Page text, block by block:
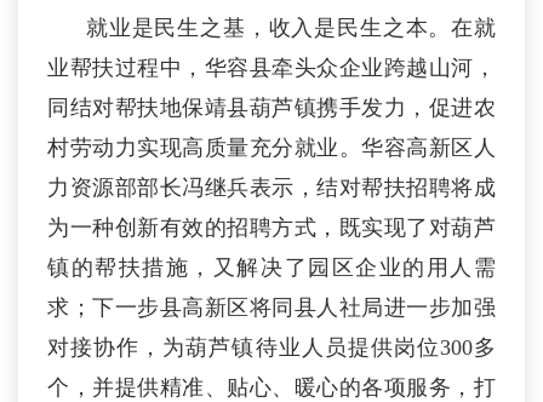
就业是民生之基，收入是民生之本。在就
业帮扶过程中，华容县牵头众企业跨越山河，
同结对帮扶地保靖县葫芦镇携手发力，促进农
村劳动力实现高质量充分就业。华容高新区人
力资源部部长冯继兵表示，结对帮扶招聘将成
为一种创新有效的招聘方式，既实现了对葫芦
镇的帮扶措施，又解决了园区企业的用人需
求；下一步县高新区将同县人社局进一步加强
对接协作，为葫芦镇待业人员提供岗位300多
个，并提供精准、贴心、暖心的各项服务，打